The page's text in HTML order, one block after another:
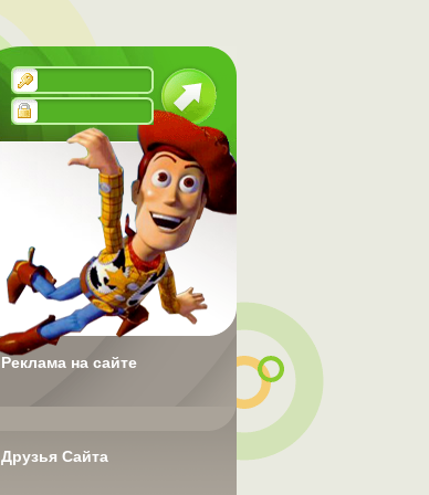
Реклама на сайте
Друзья Сайта